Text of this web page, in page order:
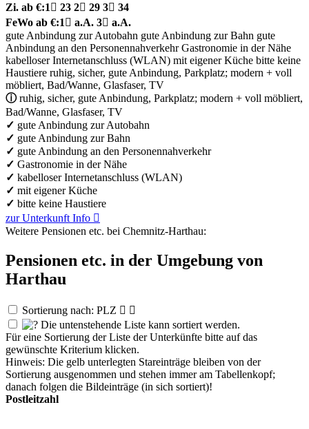
Zi. ab €:1  23 2 29 3 34
FeWo ab €:1  a.A. 3 a.A.
gute Anbindung zur Autobahn gute Anbindung zur Bahn gute
Anbindung an den Personennahverkehr Gastronomie in der Nähe
kabelloser Internetanschluss (WLAN) mit eigener Küche bitte keine
Haustiere ruhig, sicher, gute Anbindung, Parkplatz; modern + voll
möbliert, Bad/Wanne, Glasfaser, TV
ⓘruhig, sicher, gute Anbindung, Parkplatz; modern + voll möbliert,
Bad/Wanne, Glasfaser, TV
✓ gute Anbindung zur Autobahn
✓ gute Anbindung zur Bahn
✓ gute Anbindung an den Personennahverkehr
✓ Gastronomie in der Nähe
✓ kabelloser Internetanschluss (WLAN)
✓ mit eigener Küche
✓ bitte keine Haustiere
zur Unterkunft Info 
Weitere Pensionen etc. bei Chemnitz-Harthau:
Pensionen etc. in der Umgebung von
Harthau
Sortierung nach: PLZ  
Die untenstehende Liste kann sortiert werden.
Für eine Sortierung der Liste der Unterkünfte bitte auf das
gewünschte Kriterium klicken.
Hinweis: Die gelb unterlegten Stareinträge bleiben von der
Sortierung ausgenommen und stehen immer am Tabellenkopf;
danach folgen die Bildeinträge (in sich sortiert)!
Postleitzahl